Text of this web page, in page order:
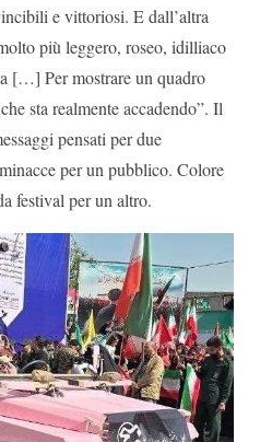
e vittoriosi. E dall’altra
più leggero, roseo, idilliaco
[…] Per mostrare un quadro
sta realmente accadendo”. Il
pensati per due
per un pubblico. Colore
festival per un altro.